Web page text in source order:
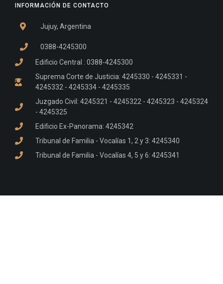
INFORMACIÓN DE CONTACTO
Jujuy, Argentina
0388-4245300
Edificio Central : 0388-4245300
Suprema Corte de Justicia: 4245330 - 4245331 -
4245332 - 4245334 - 4245335
Juzgado Civil: 4245321 - 4245322 - 4245323 - 4245324
- 4245325
Edificio Ex-Panorama: 4245342
Tribunal de Familia - Vocalías 1, 2 y 3: 4245340
Tribunal de Familia - Vocalías 4, 5 y 6: 4245341